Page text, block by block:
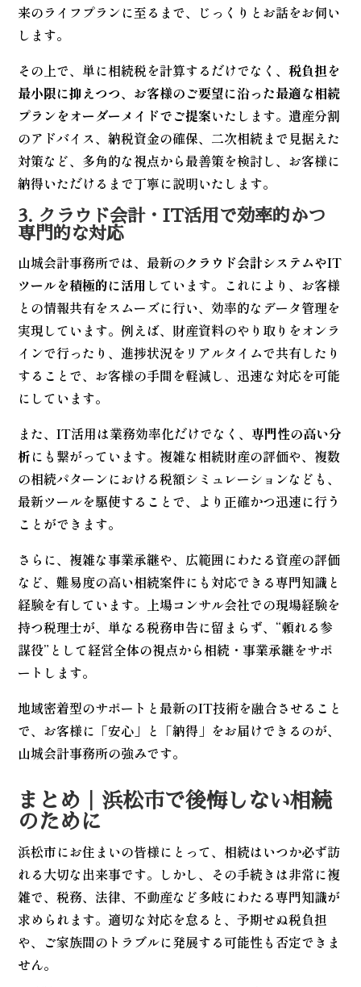
来のライフプランに至るまで、じっくりとお話をお伺い
します。
その上で、単に相続税を計算するだけでなく、税負担を
最小限に抑えつつ、お客様のご要望に沿った最適な相続
プランをオーダーメイドでご提案いたします。遺産分割
のアドバイス、納税資金の確保、二次相続まで見据えた
対策など、多角的な視点から最善策を検討し、お客様に
納得いただけるまで丁寧に説明いたします。
3. クラウド会計・IT活用で効率的かつ
専門的な対応
山城会計事務所では、最新のクラウド会計システムやIT
ツールを積極的に活用 しています。これにより、お客様
との情報共有をスムーズに行い、効率的なデータ管理を
実現しています。例えば、財産資料のやり取りをオンラ
インで行ったり、進捗状況をリアルタイムで共有したり
することで、お客様の手間を軽減し、迅速な対応を可能
にしています。
また、IT活用は業務効率化だけでなく、 専門性の高い分
析にも繋がっています。複雑な相続財産の評価や、複数
の相続パターンにおける税額シミュレーションなども、
最新ツールを駆使することで、より正確かつ迅速に行う
ことができます。
さらに、複雑な事業承継や、広範囲にわたる資産の評価
など、難易度の高い相続案件にも対応できる専門知識と
経験を有しています。上場コンサル会社での現場経験を
持つ税理士が、単なる税務申告に留まらず、“頼れる参
謀役”として経営全体の視点から相続・事業承継をサポ
ートします。
地域密着型のサポートと最新のIT技術を融合させること
で、お客様に「安心」と「納得」をお届けできるのが、
山城会計事務所の強みです。
まとめ｜浜松市で後悔しない相続
のために
浜松市にお住まいの皆様にとって、相続はいつか必ず訪
れる大切な出来事です。しかし、その手続きは非常に複
雑で、税務、法律、不動産など多岐にわたる専門知識が
求められます。適切な対応を怠ると、予期せぬ税負担
や、ご家族間のトラブルに発展する可能性も否定できま
せん。